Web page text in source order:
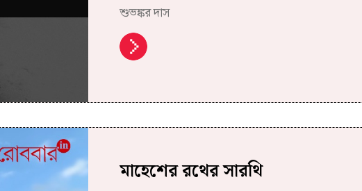
শুভঙ্কর দাস
মাহেশের রথের সারথি